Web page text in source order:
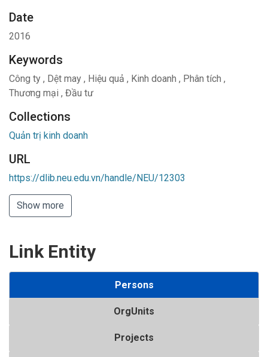
Date
2016
Keywords
Công ty , Dệt may , Hiệu quả , Kinh doanh , Phân tích ,
Thương mại , Đầu tư
Collections
Quản trị kinh doanh
URL
https://dlib.neu.edu.vn/handle/NEU/12303
Show more
Link Entity
Persons
OrgUnits
Projects